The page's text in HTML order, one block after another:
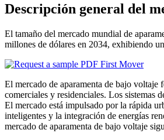
Descripción general del
El tamaño del mercado mundial de
millones de dólares en 2034, exhibiendo
El mercado de aparamenta de bajo
comerciales y residenciales. Los sistemas
El mercado está impulsado por la rápida
inteligentes y la integración de energías
mercado de aparamenta de bajo voltaje